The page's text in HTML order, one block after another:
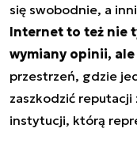
się swobodnie, a
Internet to też nie
wymiany opinii, ale
przestrzeń, gdzie
zaszkodzić
instytucji, którą